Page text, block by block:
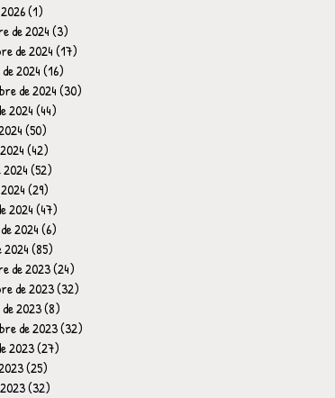
(1)
de 2024(3)
de 2024(17)
2024(16)
de 2024(30)
2024(44)
(50)
(42)
2024(52)
(29)
2024(47)
2024(6)
2024(85)
de 2023(24)
de 2023(32)
2023(8)
de 2023(32)
2023(27)
(25)
(32)